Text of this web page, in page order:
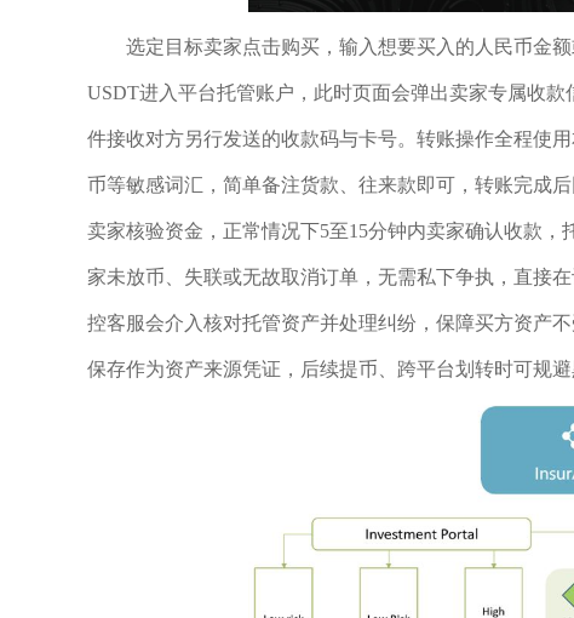
选定目标卖家点击购买，输入想要买入的人民币金
USDT进入平台托管账户，此时页面会弹出卖家专属收
件接收对方另行发送的收款码与卡号。转账操作全程使
币等敏感词汇，简单备注货款、往来款即可，转账完成
卖家核验资金，正常情况下5至15分钟内卖家确认收款
家未放币、失联或无故取消订单，无需私下争执，直接
控客服会介入核对托管资产并处理纠纷，保障买方资产
保存作为资产来源凭证，后续提币、跨平台划转时可规避